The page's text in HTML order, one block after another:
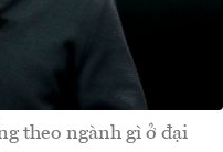
theo ngành gì ở đại